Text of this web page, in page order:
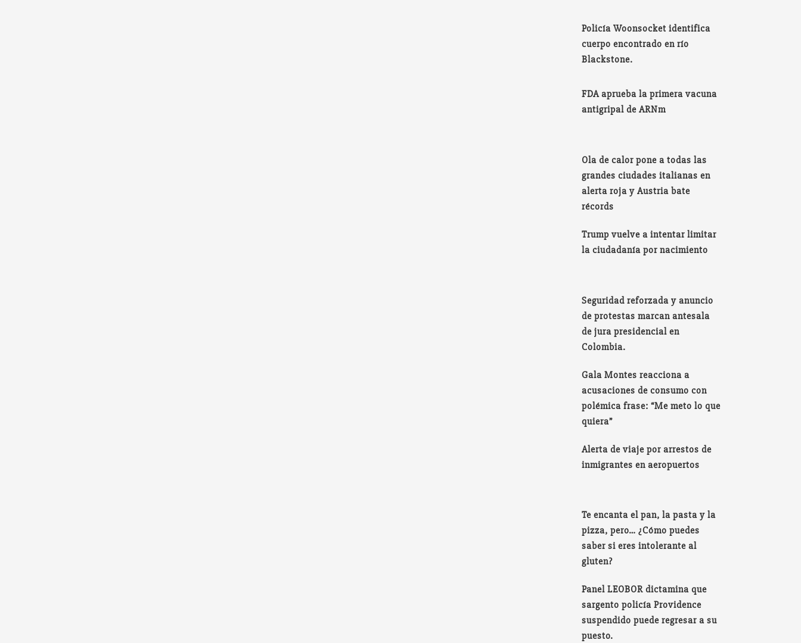
Policía Woonsocket identifica
cuerpo encontrado en río
Blackstone.
FDA aprueba la primera vacuna
antigripal de ARNm
Ola de calor pone a todas las
grandes ciudades italianas en
alerta roja y Austria bate
récords
Trump vuelve a intentar limitar
la ciudadanía por nacimiento
Seguridad reforzada y anuncio
de protestas marcan antesala
de jura presidencial en
Colombia.
Gala Montes reacciona a
acusaciones de consumo con
polémica frase: “Me meto lo que
quiera”
Alerta de viaje por arrestos de
inmigrantes en aeropuertos
Te encanta el pan, la pasta y la
pizza, pero… ¿Cómo puedes
saber si eres intolerante al
gluten?
Panel LEOBOR dictamina que
sargento policía Providence
suspendido puede regresar a su
puesto.